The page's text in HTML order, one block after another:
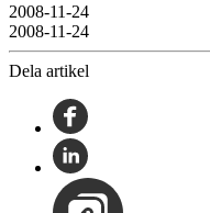
2008-11-24
2008-11-24
Dela artikel